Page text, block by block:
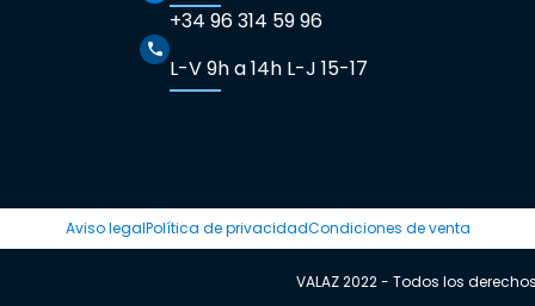
phone
+34 96 314 59 96
L-V 9h a 14h L-J 15-17
Aviso legalPolítica de privacidadCondiciones de venta
VALAZ 2022 - Todos los